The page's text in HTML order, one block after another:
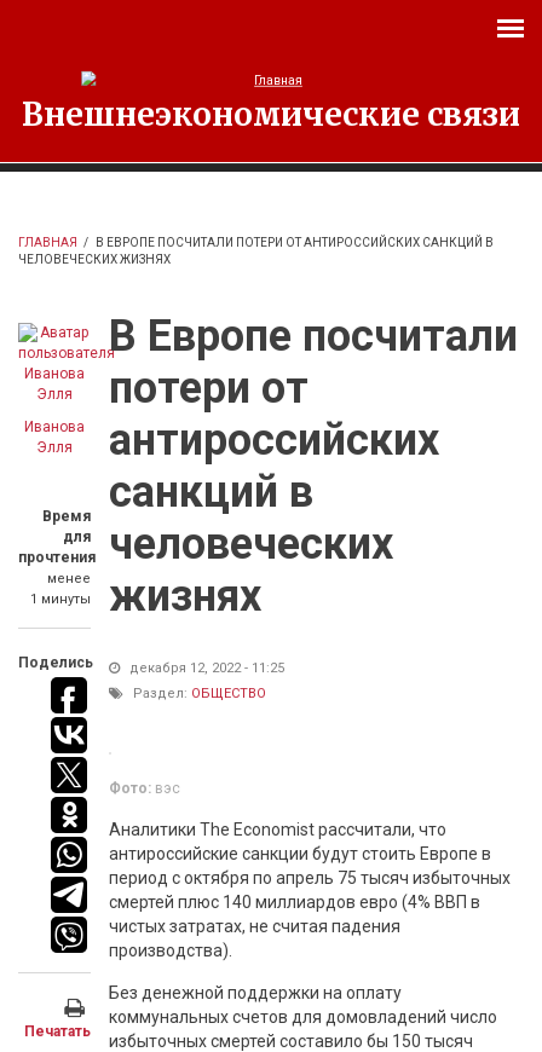
Внешнеэкономические связи
ГЛАВНАЯ /
В ЕВРОПЕ ПОСЧИТАЛИ ПОТЕРИ ОТ АНТИРОССИЙСКИХ САНКЦИЙ В
ЧЕЛОВЕЧЕСКИХ ЖИЗНЯХ
Иванова
Элля
Время
для
прочтения
менее
1 минуты
Поделись
Печатать
В Европе посчитали
потери от
антироссийских
санкций в
человеческих
жизнях
декабря 12, 2022 - 11:25
Раздел: ОБЩЕСТВО
Фото: вэс
Аналитики The Economist рассчитали, что
антироссийские санкции будут стоить Европе в
период с октября по апрель 75 тысяч избыточных
смертей плюс 140 миллиардов евро (4% ВВП в
чистых затратах, не считая падения
производства).
Без денежной поддержки на оплату
коммунальных счетов для домовладений число
избыточных смертей составило бы 150 тысяч